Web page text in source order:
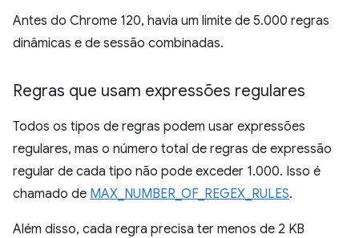
Antes do Chrome 120, havia um limite de 5.000 regras
dinâmicas e de sessão combinadas.
Regras que usam expressões regulares
Todos os tipos de regras podem usar expressões
regulares, mas o número total de regras de expressão
regular de cada tipo não pode exceder 1.000. Isso é
chamado de MAX_NUMBER_OF_REGEX_RULES.
Além disso, cada regra precisa ter menos de 2 KB